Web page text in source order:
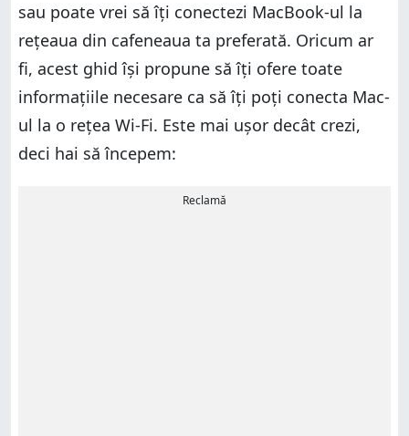
sau poate vrei să îți conectezi MacBook-ul la
rețeaua din cafeneaua ta preferată. Oricum ar
fi, acest ghid își propune să îți ofere toate
informațiile necesare ca să îți poți conecta Mac-
ul la o rețea Wi-Fi. Este mai ușor decât crezi,
deci hai să începem:
Reclamă